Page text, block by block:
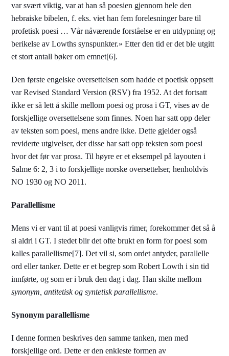
var svært viktig, var at han så poesien gjennom hele den
hebraiske bibelen, f. eks. viet han fem forelesninger bare til
profetisk poesi … Vår nåværende forståelse er en utdypning og
berikelse av Lowths synspunkter.» Etter den tid er det ble utgitt
et stort antall bøker om emnet[6].
Den første engelske oversettelsen som hadde et poetisk oppsett
var Revised Standard Version (RSV) fra 1952. At det fortsatt
ikke er så lett å skille mellom poesi og prosa i GT, vises av de
forskjellige oversettelsene som finnes. Noen har satt opp deler
av teksten som poesi, mens andre ikke. Dette gjelder også
reviderte utgivelser, der disse har satt opp teksten som poesi
hvor det før var prosa. Til høyre er et eksempel på layouten i
Salme 6: 2, 3 i to forskjellige norske oversettelser, henholdvis
NO 1930 og NO 2011.
Parallellisme
Mens vi er vant til at poesi vanligvis rimer, forekommer det så å
si aldri i GT. I stedet blir det ofte brukt en form for poesi som
kalles parallellisme[7]. Det vil si, som ordet antyder, parallelle
ord eller tanker. Dette er et begrep som Robert Lowth i sin tid
innførte, og som er i bruk den dag i dag. Han skilte mellom
synonym, antitetisk og syntetisk parallellisme.
Synonym parallellisme
I denne formen beskrives den samme tanken, men med
forskjellige ord. Dette er den enkleste formen av